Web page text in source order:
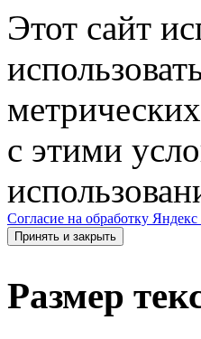
Этот сайт
с этими
Согласие на обработку
Принять и закрыть
Размер